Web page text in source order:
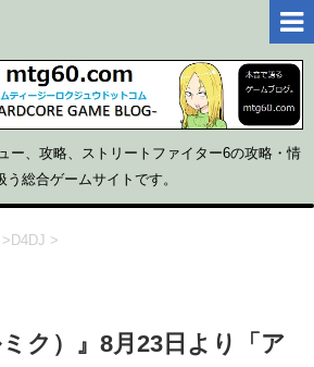
ー、攻略、ストリートファイター6の攻略・情
う総合ゲームサイトです。
>D4DJ >
ミク）』8月23日より「ア